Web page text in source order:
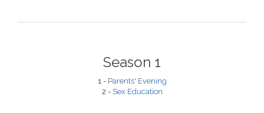
Season 1
1 - Parents' Evening
2 - Sex Education